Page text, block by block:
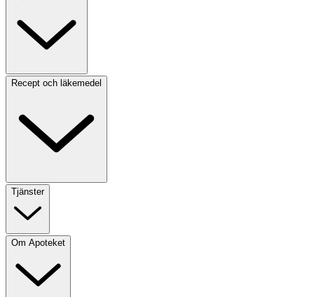
Recept och läkemedel
Tjänster
Om Apoteket